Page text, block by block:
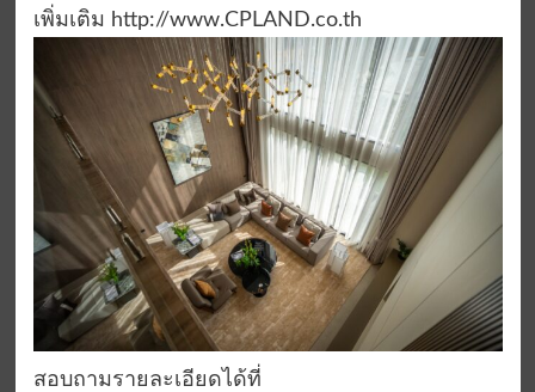
เพิ่มเติม http://www.CPLAND.co.th
สอบถามรายละเอียดได้ที่